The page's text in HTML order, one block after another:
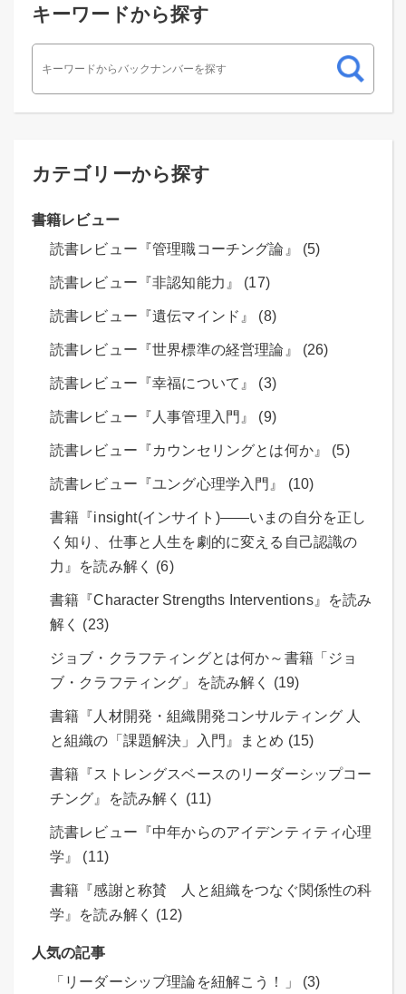
キーワードから探す
カテゴリーから探す
書籍レビュー
読書レビュー『管理職コーチング論』 (5)
読書レビュー『非認知能力』 (17)
読書レビュー『遺伝マインド』 (8)
読書レビュー『世界標準の経営理論』 (26)
読書レビュー『幸福について』 (3)
読書レビュー『人事管理入門』 (9)
読書レビュー『カウンセリングとは何か』 (5)
読書レビュー『ユング心理学入門』 (10)
書籍『insight(インサイト)――いまの自分を正し
く知り、仕事と人生を劇的に変える自己認識の
力』を読み解く (6)
書籍『Character Strengths Interventions』を読み
解く (23)
ジョブ・クラフティングとは何か～書籍「ジョ
ブ・クラフティング」を読み解く (19)
書籍『人材開発・組織開発コンサルティング 人
と組織の「課題解決」入門』まとめ (15)
書籍『ストレングスベースのリーダーシップコー
チング』を読み解く (11)
読書レビュー『中年からのアイデンティティ心理
学』 (11)
書籍『感謝と称賛 人と組織をつなぐ関係性の科
学』を読み解く (12)
人気の記事
「リーダーシップ理論を紐解こう！」 (3)